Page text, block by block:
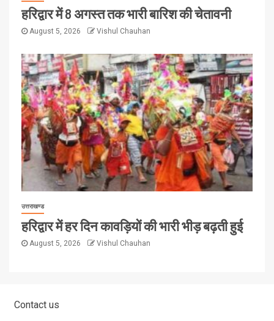
हरिद्वार में 8 अगस्त तक भारी बारिश की चेतावनी
August 5, 2026 Vishul Chauhan
उत्तराखण्ड
हरिद्वार में हर दिन कावड़ियों की भारी भीड़ बढ़ती हुई
August 5, 2026 Vishul Chauhan
Contact us